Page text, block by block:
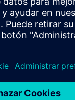
El sistema analiza
identificar las
repiten. Incluso si
conocimientos del
herramientas y